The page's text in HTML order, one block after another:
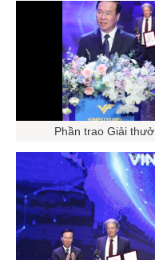
Phần trao Giải